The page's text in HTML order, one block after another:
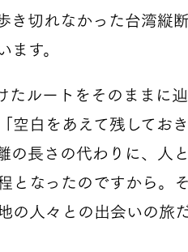
き切れなかった台湾縦
ます。
ルートをそのままに
白をあえて残してお
の長さの代わりに、人
となったのですから。
の人々との出会いの旅